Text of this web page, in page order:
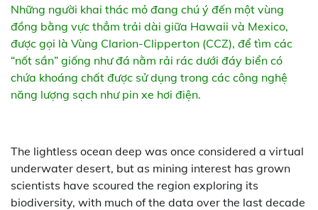
Những người khai thác mỏ đang chú ý đến một vùng
đồng bằng vực thẳm trải dài giữa Hawaii và Mexico,
được gọi là Vùng Clarion-Clipperton (CCZ), để tìm các
“nốt sần” giống như đá nằm rải rác dưới đáy biển có
chứa khoáng chất được sử dụng trong các công nghệ
năng lượng sạch như pin xe hơi điện.
The lightless ocean deep was once considered a virtual
underwater desert, but as mining interest has grown
scientists have scoured the region exploring its
biodiversity, with much of the data over the last decade